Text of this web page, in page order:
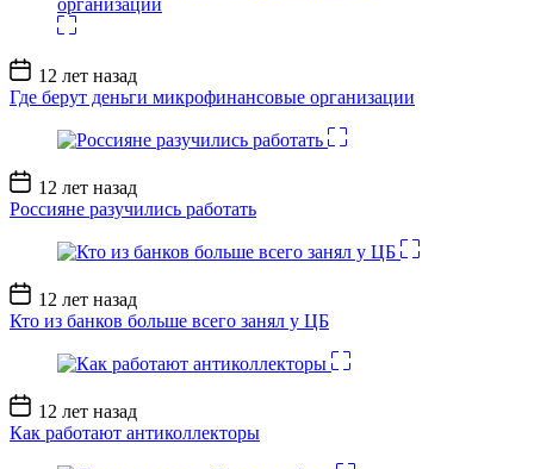
Дата
записи
12 лет назад
Где берут деньги микрофинансовые организации
Дата
записи
12 лет назад
Россияне разучились работать
Дата
записи
12 лет назад
Кто из банков больше всего занял у ЦБ
Дата
записи
12 лет назад
Как работают антиколлекторы